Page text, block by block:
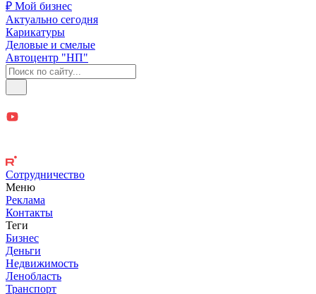
₽ Мой бизнес
Актуально сегодня
Карикатуры
Деловые и смелые
Автоцентр "НП"
Сотрудничество
Меню
Реклама
Контакты
Теги
Бизнес
Деньги
Недвижимость
Ленобласть
Транспорт